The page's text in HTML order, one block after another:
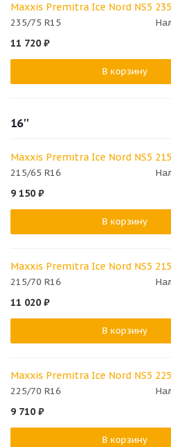
Maxxis Premitra Ice Nord NS5
235/75 R15
11 720 ₽
В корзину
16''
Maxxis Premitra Ice Nord NS5
215/65 R16
9 150 ₽
В корзину
Maxxis Premitra Ice Nord NS5
215/70 R16
11 020 ₽
В корзину
Maxxis Premitra Ice Nord NS5
225/70 R16
9 710 ₽
В корзину